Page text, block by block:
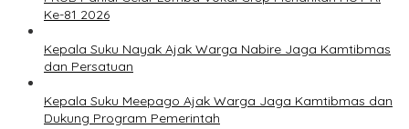
Ke-81 2026
Kepala Suku Nayak Ajak Warga Nabire Jaga Kamtibmas
dan Persatuan
Kepala Suku Meepago Ajak Warga Jaga Kamtibmas dan
Dukung Program Pemerintah